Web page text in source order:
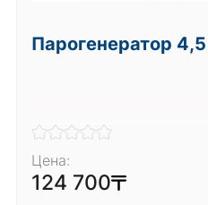
Парогенератор
Цена:
124 700